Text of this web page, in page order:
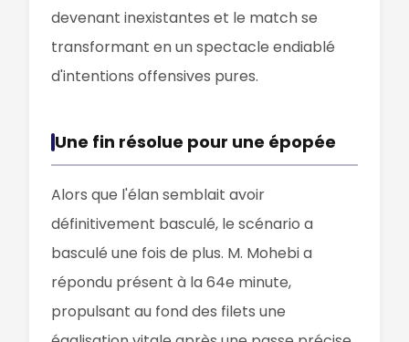
devenant inexistantes et le match se
transformant en un spectacle endiablé
d'intentions offensives pures.
Une fin résolue pour une épopée
Alors que l'élan semblait avoir
définitivement basculé, le scénario a
basculé une fois de plus. M. Mohebi a
répondu présent à la 64e minute,
propulsant au fond des filets une